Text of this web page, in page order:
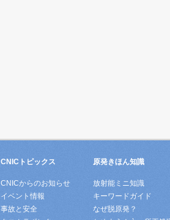
CNICトピックス
CNICからのお知らせ
イベント情報
事故と安全
原発きほん知識
放射能ミニ知識
キーワードガイド
なぜ脱原発？